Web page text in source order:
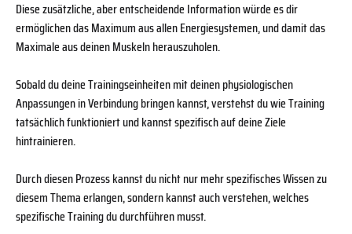
Diese zusätzliche, aber entscheidende Information würde es dir
ermöglichen das Maximum aus allen Energiesystemen, und damit das
Maximale aus deinen Muskeln herauszuholen.
Sobald du deine Trainingseinheiten mit deinen physiologischen
Anpassungen in Verbindung bringen kannst, verstehst du wie Training
tatsächlich funktioniert und kannst spezifisch auf deine Ziele
hintrainieren.
Durch diesen Prozess kannst du nicht nur mehr spezifisches Wissen zu
diesem Thema erlangen, sondern kannst auch verstehen, welches
spezifische Training du durchführen musst.